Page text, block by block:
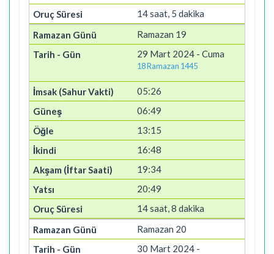
14 saat, 5 dakika
Ramazan 19
29 Mart 2024 - Cuma
18 Ramazan 1445
05:26
06:49
13:15
16:48
19:34
20:49
14 saat, 8 dakika
Ramazan 20
30 Mart 2024 -